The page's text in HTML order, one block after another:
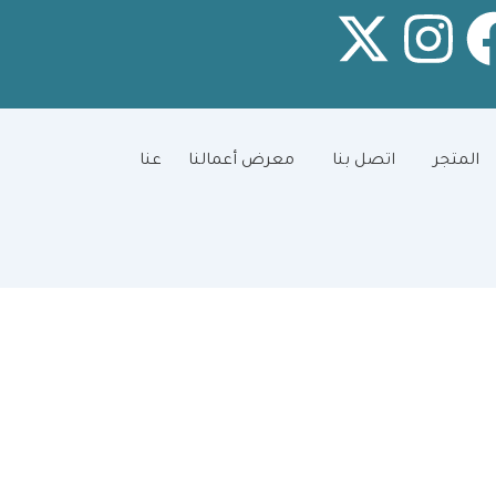
I
n
s
X
-
t
المتجر اتصل بنا معرض أعمالنا عنا